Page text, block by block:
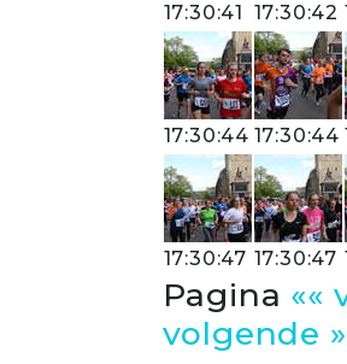
17:30:41 17:30:42
17:30:44 17:30:44
17:30:47 17:30:47
Pagina ««
volgende